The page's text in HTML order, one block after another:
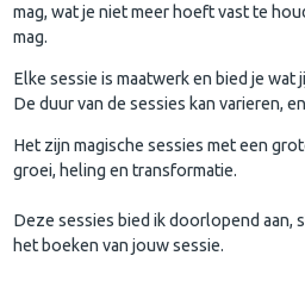
mag, wat je niet meer hoeft vast te
mag.
Elke sessie is maatwerk en bied je
De duur van de sessies kan varieren,
Het zijn magische sessies met een
groei, heling en transformatie.
Deze sessies bied ik doorlopend aan,
het boeken van jouw sessie.